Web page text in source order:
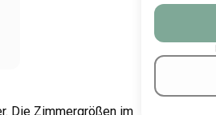
Die Zimmergrößen im